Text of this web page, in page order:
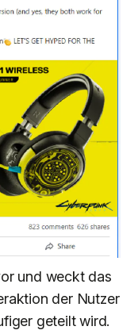
und weckt das
der Nutzer
geteilt wird.